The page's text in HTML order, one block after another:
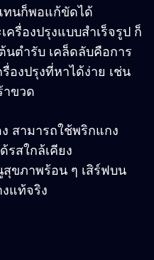
ทนก็พอแก้ขัดได้
ครื่องปรุงแบบสำเร็จรูป ก็
ตำรับ เคล็ดลับคือการ
องปรุงที่หาได้ง่าย เช่น
าขวด
สามารถใช้พริกแกง
รสใกล้เคียง
สุขภาพร้อน ๆ เสิร์ฟบน
แท้จริง